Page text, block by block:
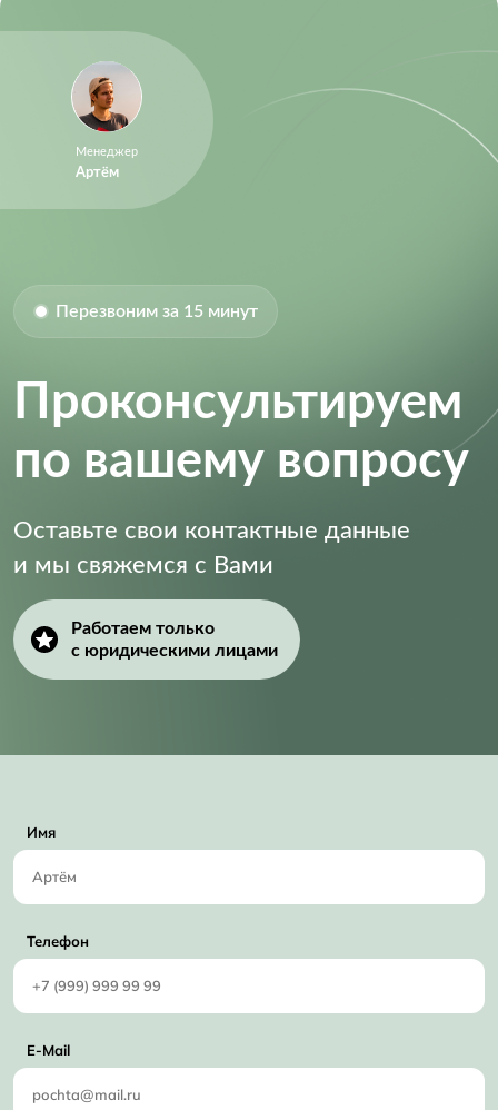
Менеджер
Артём
Перезвоним за 15 минут
Проконсультируем
по вашему вопросу
Оставьте свои контактные данные
и мы свяжемся с Вами
Работаем только
с юридическими лицами
Имя
Телефон
E-Mail